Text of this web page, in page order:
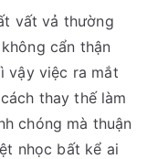
vất vả thường
cẩn thận
vậy việc ra mắt
thay thế làm
chóng mà thuận
nhọc bất kể ai